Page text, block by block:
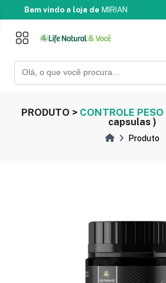
Bem vindo a loja de MIRIAN
PRODUTO > CONTROLE PESO
capsulas )
Produto